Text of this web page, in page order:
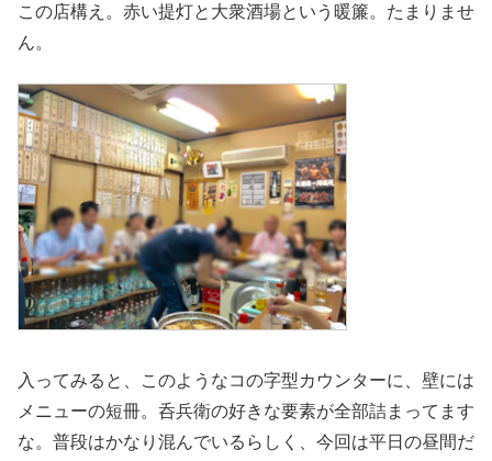
この店構え。赤い提灯と大衆酒場という暖簾。たまりませ
ん。
入ってみると、このようなコの字型カウンターに、壁には
メニューの短冊。呑兵衛の好きな要素が全部詰まってます
な。普段はかなり混んでいるらしく、今回は平日の昼間だ